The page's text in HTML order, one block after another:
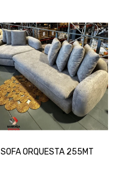
SOFA ORQUESTA 255MT